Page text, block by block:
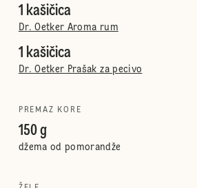
1 kašičica
Dr. Oetker Aroma rum
1 kašičica
Dr. Oetker Prašak za pecivo
PREMAZ KORE
150 g
džema od pomorandže